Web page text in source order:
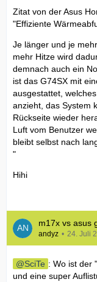
Zitat von der Asus
"Effiziente
Je länger und je
mehr Hitze wird
demnach auch ein
ist das G74SX mit
ausgestattet,
anzieht, das System
Rückseite wieder
Luft vom Benutzer
bleibt selbst nach
"
Hihi
m17x vs asus
andyz 24. Juli
SciTe : Wo ist der
und eine super